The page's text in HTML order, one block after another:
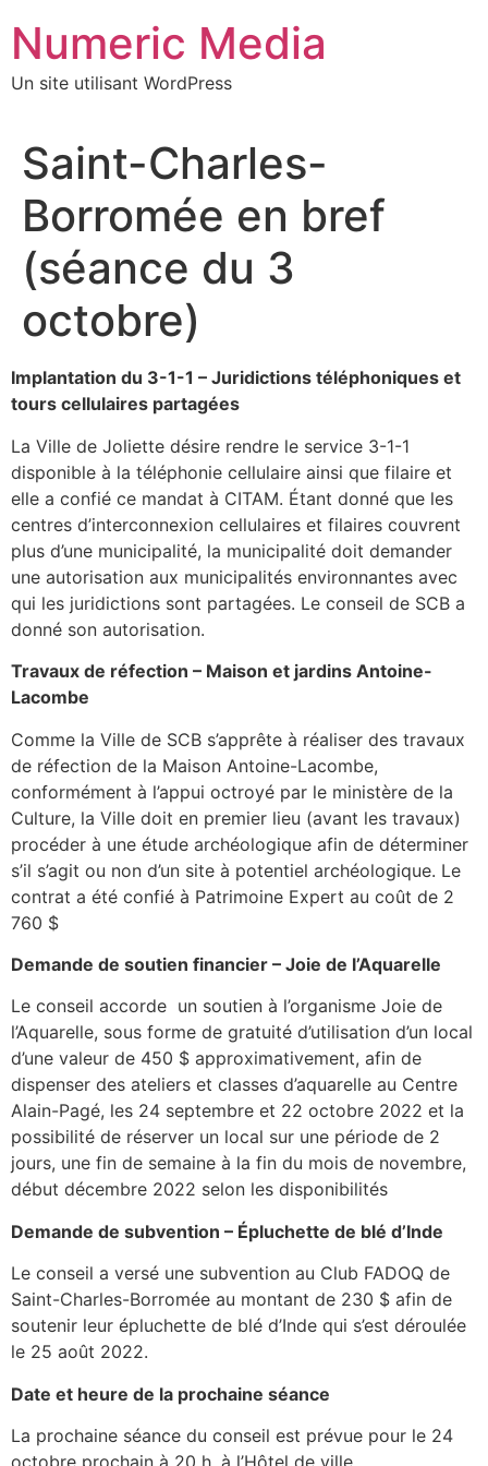
contenu
Numeric Media
Un site utilisant WordPress
Saint-Charles-
Borromée en bref
(séance du 3
octobre)
Implantation du 3-1-1 – Juridictions téléphoniques et
tours cellulaires partagées
La Ville de Joliette désire rendre le service 3-1-1
disponible à la téléphonie cellulaire ainsi que filaire et
elle a confié ce mandat à CITAM. Étant donné que les
centres d’interconnexion cellulaires et filaires couvrent
plus d’une municipalité, la municipalité doit demander
une autorisation aux municipalités environnantes avec
qui les juridictions sont partagées. Le conseil de SCB a
donné son autorisation.
Travaux de réfection – Maison et jardins Antoine-
Lacombe
Comme la Ville de SCB s’apprête à réaliser des travaux
de réfection de la Maison Antoine-Lacombe,
conformément à l’appui octroyé par le ministère de la
Culture, la Ville doit en premier lieu (avant les travaux)
procéder à une étude archéologique afin de déterminer
s’il s’agit ou non d’un site à potentiel archéologique. Le
contrat a été confié à Patrimoine Expert au coût de 2
760 $
Demande de soutien financier – Joie de l’Aquarelle
Le conseil accorde un soutien à l’organisme Joie de
l’Aquarelle, sous forme de gratuité d’utilisation d’un local
d’une valeur de 450 $ approximativement, afin de
dispenser des ateliers et classes d’aquarelle au Centre
Alain-Pagé, les 24 septembre et 22 octobre 2022 et la
possibilité de réserver un local sur une période de 2
jours, une fin de semaine à la fin du mois de novembre,
début décembre 2022 selon les disponibilités
Demande de subvention – Épluchette de blé d’Inde
Le conseil a versé une subvention au Club FADOQ de
Saint-Charles-Borromée au montant de 230 $ afin de
soutenir leur épluchette de blé d’Inde qui s’est déroulée
le 25 août 2022.
Date et heure de la prochaine séance
La prochaine séance du conseil est prévue pour le 24
octobre prochain à 20 h, à l’Hôtel de ville.